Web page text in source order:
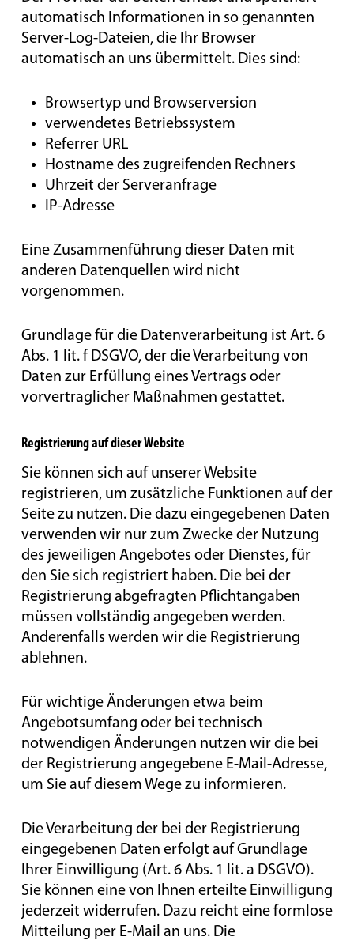
automatisch Informationen in so genannten
Server-Log-Dateien, die Ihr Browser
automatisch an uns übermittelt. Dies sind:
Browsertyp und Browserversion
verwendetes Betriebssystem
Referrer URL
Hostname des zugreifenden Rechners
Uhrzeit der Serveranfrage
IP-Adresse
Eine Zusammenführung dieser Daten mit
anderen Datenquellen wird nicht
vorgenommen.
Grundlage für die Datenverarbeitung ist Art. 6
Abs. 1 lit. f DSGVO, der die Verarbeitung von
Daten zur Erfüllung eines Vertrags oder
vorvertraglicher Maßnahmen gestattet.
Registrierung auf dieser Website
Sie können sich auf unserer Website
registrieren, um zusätzliche Funktionen auf der
Seite zu nutzen. Die dazu eingegebenen Daten
verwenden wir nur zum Zwecke der Nutzung
des jeweiligen Angebotes oder Dienstes, für
den Sie sich registriert haben. Die bei der
Registrierung abgefragten Pflichtangaben
müssen vollständig angegeben werden.
Anderenfalls werden wir die Registrierung
ablehnen.
Für wichtige Änderungen etwa beim
Angebotsumfang oder bei technisch
notwendigen Änderungen nutzen wir die bei
der Registrierung angegebene E-Mail-Adresse,
um Sie auf diesem Wege zu informieren.
Die Verarbeitung der bei der Registrierung
eingegebenen Daten erfolgt auf Grundlage
Ihrer Einwilligung (Art. 6 Abs. 1 lit. a DSGVO).
Sie können eine von Ihnen erteilte Einwilligung
jederzeit widerrufen. Dazu reicht eine formlose
Mitteilung per E-Mail an uns. Die